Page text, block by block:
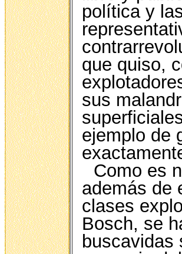
política y
que quiso,
sus
ejemplo de
Como es
además de
clases
Bosch, se
buscavidas